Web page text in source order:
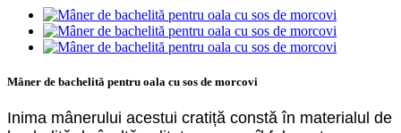
Mâner de bachelită pentru oala cu sos de morcovi
Inima mânerului acestui cratiță constă în materialul de